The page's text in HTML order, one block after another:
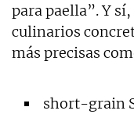
para paella”. Y
culinarios
más precisas
short-grain